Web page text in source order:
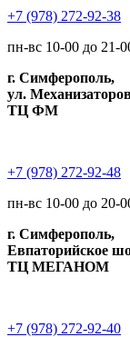
+7 (978) 272-92-38
пн-вс 10-00 до 21-
г. Симферополь,
ул.
ТЦ ФМ
+7 (978) 272-92-48
пн-вс 10-00 до 20-
г. Симферополь,
Евпаторийское
ТЦ МЕГАНОМ
+7 (978) 272-92-40